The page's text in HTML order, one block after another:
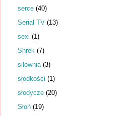
serce (40)
Serial TV (13)
sexi (1)
Shrek (7)
siłownia (3)
słodkości (1)
słodycze (20)
Słoń (19)